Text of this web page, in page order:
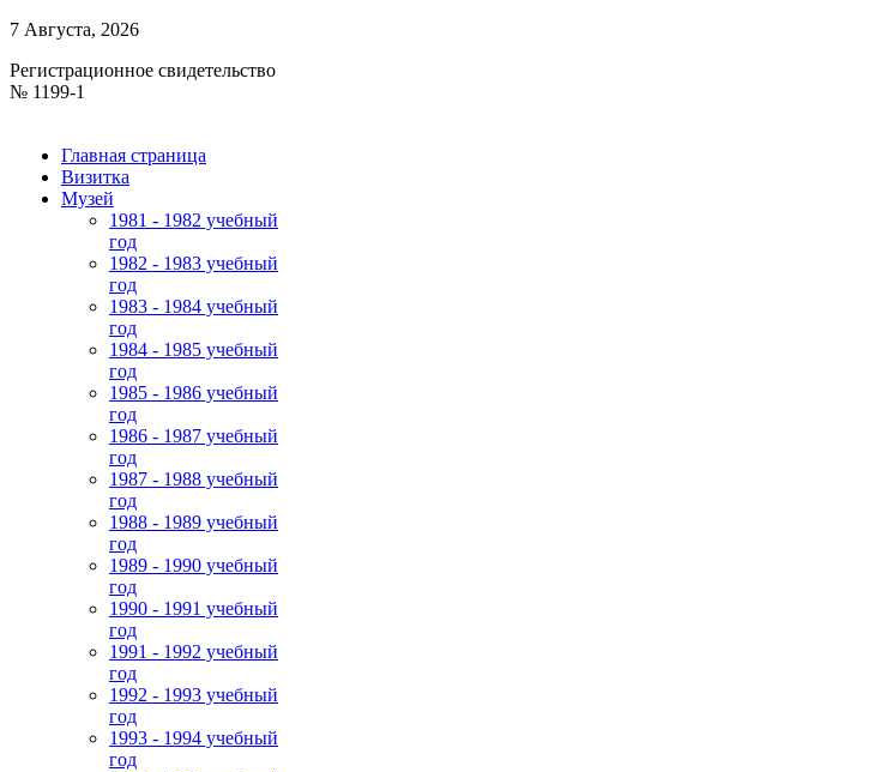
7 Августа, 2026
Регистрационное свидетельство
№ 1199-1
Главная страница
Визитка
Музей
1981 - 1982 учебный
год
1982 - 1983 учебный
год
1983 - 1984 учебный
год
1984 - 1985 учебный
год
1985 - 1986 учебный
год
1986 - 1987 учебный
год
1987 - 1988 учебный
год
1988 - 1989 учебный
год
1989 - 1990 учебный
год
1990 - 1991 учебный
год
1991 - 1992 учебный
год
1992 - 1993 учебный
год
1993 - 1994 учебный
год